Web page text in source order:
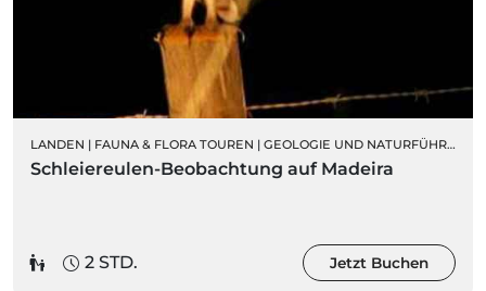
LANDEN | FAUNA & FLORA TOUREN | GEOLOGIE UND NATURFÜHRUNGEN
Schleiereulen-Beobachtung auf Madeira
2 STD. Jetzt Buchen